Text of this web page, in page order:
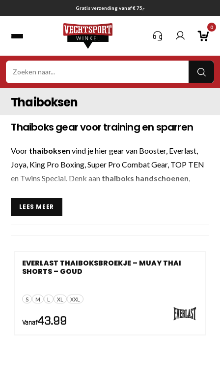
naar
Gratis verzending vanaf € 75,-
0
Thaiboksen
Thaiboks gear voor training en sparren
Voor thaiboksen vind je hier gear van Booster, Everlast,
Joya, King Pro Boxing, Super Pro Combat Gear, TOP TEN
en Twins Special. Denk aan thaiboks handschoenen,
jeugdlessen.
IFMA kom je binnen deze categorie tegen.
LEES MEER
S M L XL XXL
EVERLAST THAIBOKSBROEKJE – MUAY THAI
SHORTS – GOUD
Vanaf43.99